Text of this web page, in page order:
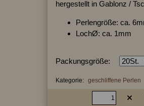
hergestellt in Gablonz /
Perlengröße: ca.
LochØ: ca. 1mm
Packungsgröße:
Kategorie: geschliffene Perlen